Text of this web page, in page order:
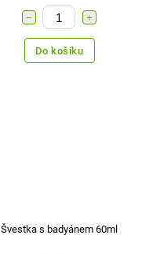
+
−
Do košíku
Švestka s badyánem 60ml